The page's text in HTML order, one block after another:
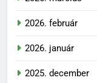
2026. február
2026. január
2025. december